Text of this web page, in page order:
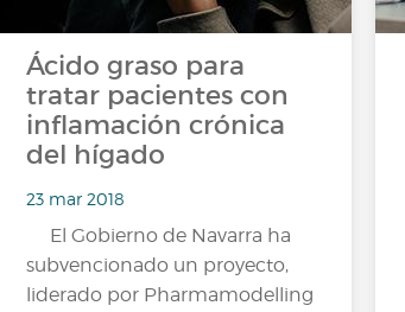
Ácido graso para
tratar pacientes con
inflamación crónica
del hígado
23 mar 2018
El Gobierno de Navarra ha
subvencionado un proyecto,
liderado por Pharmamodelling